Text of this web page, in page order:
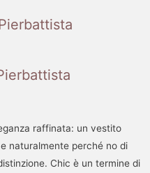
raffinata: un vestito
naturalmente perché no di
Chic è un termine di